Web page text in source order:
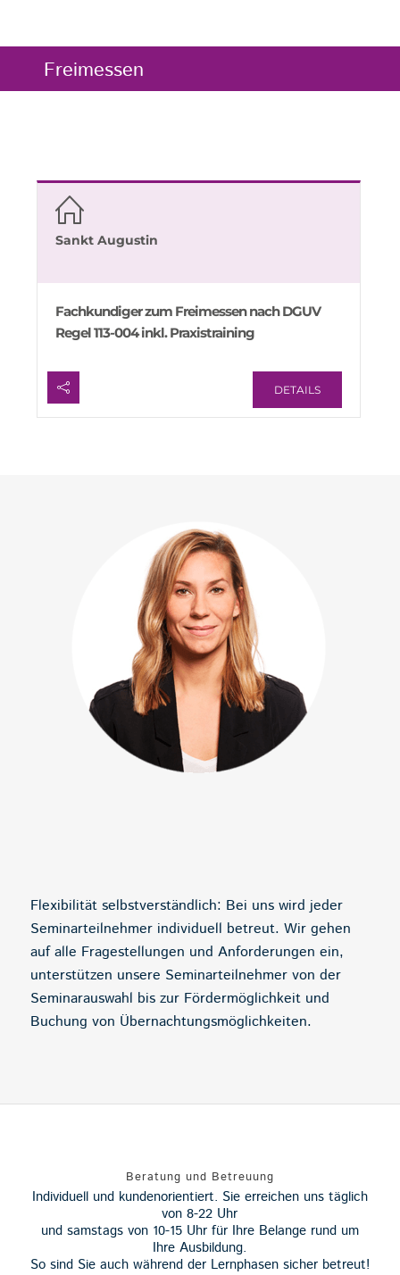
Freimessen
Sankt Augustin
Fachkundiger zum Freimessen nach DGUV
Regel 113-004 inkl. Praxistraining
DETAILS
Flexibilität selbstverständlich: Bei uns wird jeder
Seminarteilnehmer individuell betreut. Wir gehen
auf alle Fragestellungen und Anforderungen ein,
unterstützen unsere Seminarteilnehmer von der
Seminarauswahl bis zur Fördermöglichkeit und
Buchung von Übernachtungsmöglichkeiten.
Beratung und Betreuung
Individuell und kundenorientiert. Sie erreichen uns täglich
von 8-22 Uhr
und samstags von 10-15 Uhr für Ihre Belange rund um
Ihre Ausbildung.
So sind Sie auch während der Lernphasen sicher betreut!